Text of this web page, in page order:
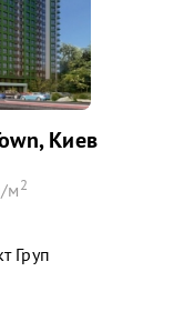
Киев
м2
Груп